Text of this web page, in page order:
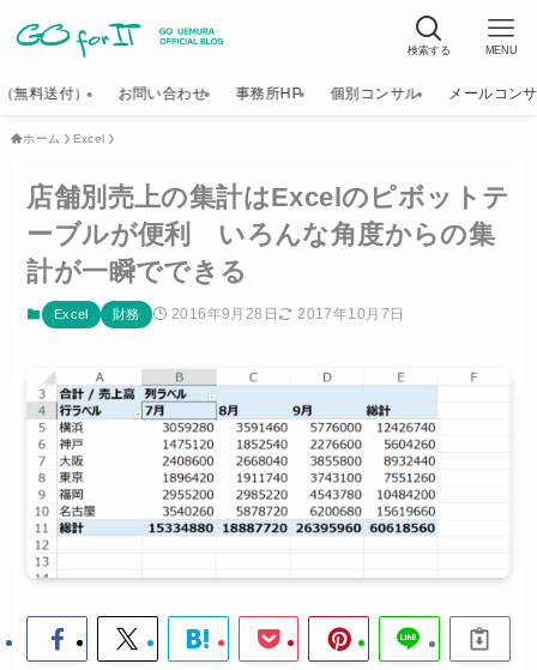
検索する MENU
無料送付） お問い合わせ 事務所HP 個別コンサル メールコン
ホーム Excel
店舗別売上の集計はExcelのピボットテ
ーブルが便利 いろんな角度からの集
計が一瞬でできる
Excel 財務 2016年9月28日 2017年10月7日